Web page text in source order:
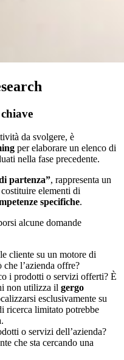
da svolgere, è
per elaborare un elenco di
nella fase precedente.
partenza”, rappresenta un
elementi di
specifiche.
alcune domande
cliente su un motore di
che l’azienda offre?
i prodotti o servizi offerti? È
non utilizza il gergo
esclusivamente su
ricerca limitato potrebbe
o servizi dell’azienda?
che sta cercando una